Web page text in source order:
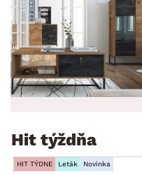
Hit týždňa
HIT TÝDNE Leták Novinka